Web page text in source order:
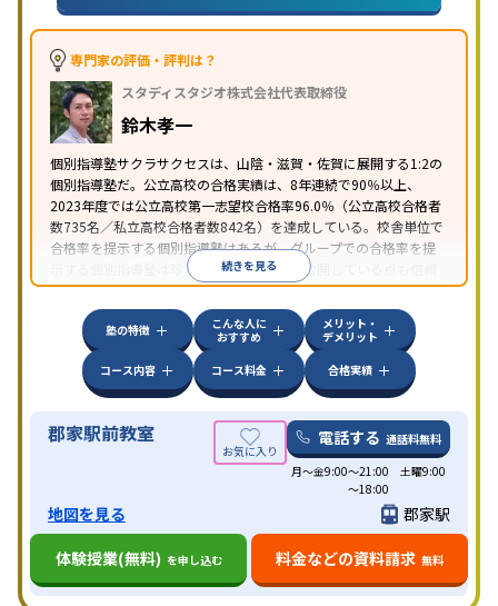
語検定)対策数学特化対策英語・英会話特化対策そ
特徴
中高一貫校生に対応
応学習にPC・タブレットを利用オンライン対応
科目から受講可能
の子どもに対応
専門家の評価・評判は？
スタディスタジオ株式会社代表取締役
鈴木孝一
個別指導塾サクラサクセスは、山陰・滋賀・佐賀に展開する1:2の
個別指導塾だ。公立高校の合格実績は、8年連続で90％以上、
2023年度では公立高校第一志望校合格率96.0％（公立高校合格者
数735名／私立高校合格者数842名）を達成している。校舎単位で
合格率を提示する個別指導塾はあるが、グループでの合格率を提
示する個別指導塾は珍しい。さらに人数を公開している点も信頼
できる。指導品質の高さと自信が伺える。
続きを見る
塾の特徴
こんな人に
おすすめ
メリット・
デメリット
コース内容
コース料金 合格実績
郡家駅前教室 電話する 通話料無料
月～金9:00～21:00 土曜9:00
～18:00
地図を見る
郡家駅
体験授業(無料) を申し込む 料金などの資料請求 無料